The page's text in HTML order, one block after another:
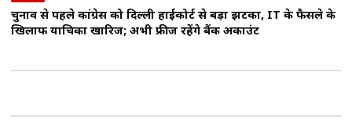
चुनाव से पहले कांग्रेस को दिल्ली हाईकोर्ट से बड़ा झटका, IT के फैसले के
खिलाफ याचिका खारिज; अभी फ्रीज रहेंगे बैंक अकाउंट